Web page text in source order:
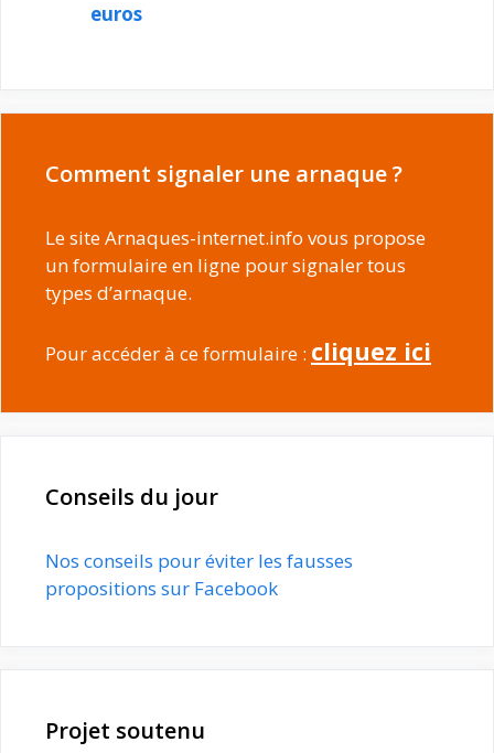
euros
Comment signaler une arnaque ?
Le site Arnaques-internet.info vous propose
un formulaire en ligne pour signaler tous
types d’arnaque.
Pour accéder à ce formulaire : cliquez ici
Conseils du jour
Nos conseils pour éviter les fausses
propositions sur Facebook
Projet soutenu